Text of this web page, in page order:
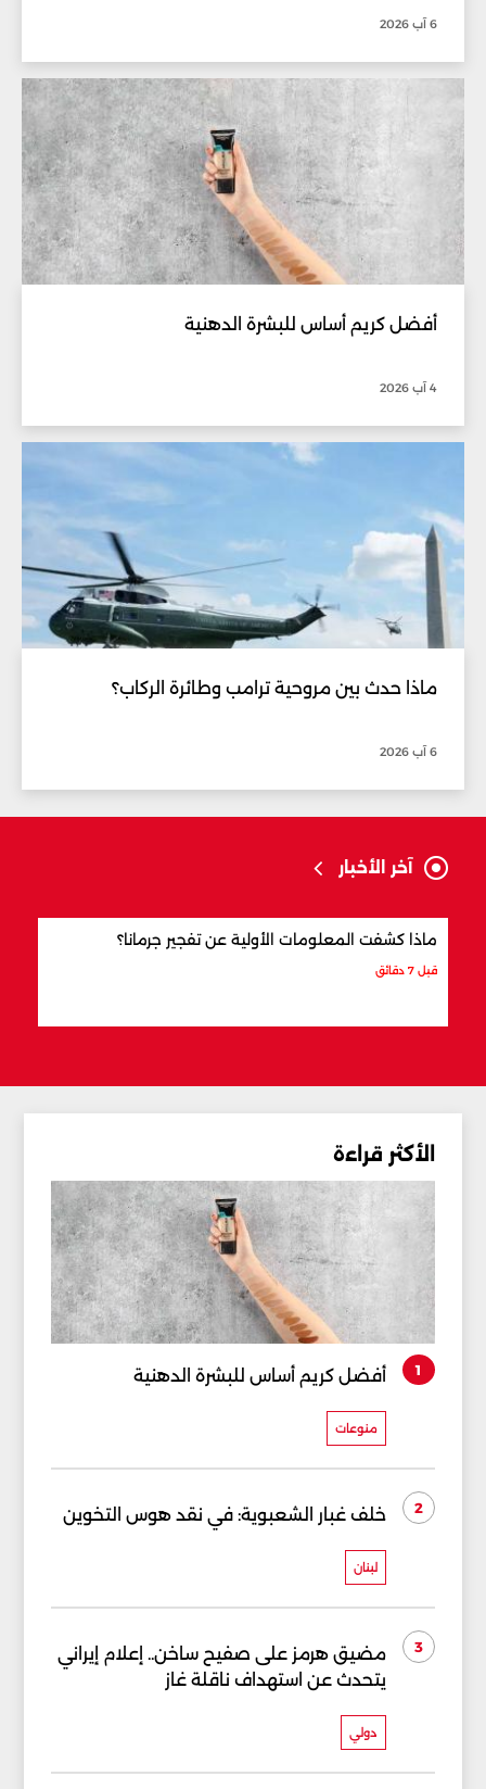
6 آب 2026
أفضل كريم أساس للبشرة الدهنية
4 آب 2026
ماذا حدث بين مروحية ترامب وطائرة الركاب؟
6 آب 2026
آخر الأخبار
ماذا كشفت المعلومات الأولية عن تفجير جرمانا؟
قبل 7 دقائق
الأكثر قراءة
1 أفضل كريم أساس للبشرة الدهنية
منوعات
2 خلف غبار الشعبوية: في نقد هوس التخوين
لبنان
3
مضيق هرمز على صفيح ساخن.. إعلام إيراني
يتحدث عن استهداف ناقلة غاز
دولي